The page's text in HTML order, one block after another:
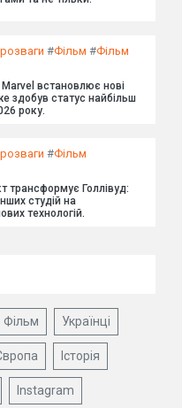
#Фільм #Фільм
встановлює нові
здобув статус найбільш
року.
#Фільм
трансформує Голлівуд:
студій на
технологій.
Фільм Українці
Історія
Instagram